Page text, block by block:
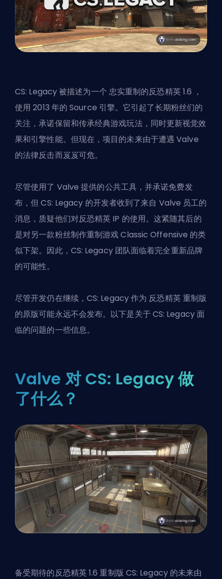
CS: Legacy 被描述为一个 忠实重制的反恐精英 1.6 ，
使用 2013 年的 Source 引擎。它引起了长期粉丝们的
关注，承诺保留和传承经典游戏玩法，同时更新视觉效
果和引擎性能。但现在，项目的未来由于遭遇 Valve
的法律反击而岌岌可危。
尽管使用了 Valve 提供的公共工具，并承诺免费发
布，但 CS: Legacy 的开发者收到了来自 Valve 员工的
消息，质疑他们对反恐精英 IP 的使用。这紧随其后的
是对另一款粉丝制作重制游戏 Classic Offensive 的类
似下架。因此，CS: Legacy 团队面临着完全重新品牌
的可能性。
尽管开发仍在继续，CS: Legacy 作为 反恐精英重制版
的原版可能永远不会发布。以下是关于 CS: Legacy 面
临的问题的一些信息。
Valve 对 CS: Legacy 做
了什么？
备受期待的反恐精英 1.6 重制版 CS: Legacy 的未来由